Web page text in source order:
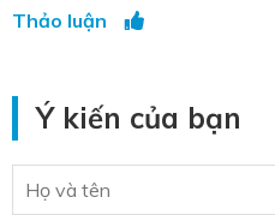
Thảo luận
Ý kiến của bạn